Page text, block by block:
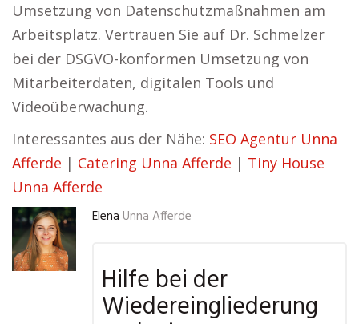
Umsetzung von Datenschutzmaßnahmen am
Arbeitsplatz. Vertrauen Sie auf Dr. Schmelzer
bei der DSGVO-konformen Umsetzung von
Mitarbeiterdaten, digitalen Tools und
Videoüberwachung.
Interessantes aus der Nähe: SEO Agentur Unna
Afferde | Catering Unna Afferde | Tiny House
Unna Afferde
Elena Unna Afferde
Hilfe bei der
Wiedereingliederung